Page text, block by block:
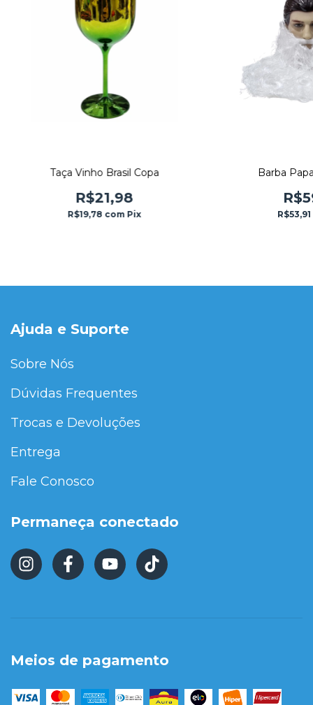
Taça Vinho Brasil Copa
R$21,98
R$19,78 com Pix
Barba
R$53,91
Ajuda e Suporte
Sobre Nós
Dúvidas Frequentes
Trocas e Devoluções
Entrega
Fale Conosco
Permaneça conectado
Meios de pagamento